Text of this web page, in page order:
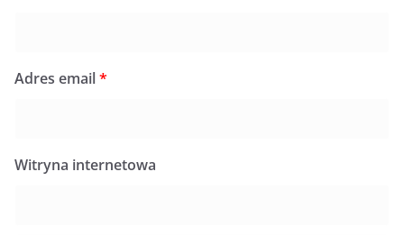
Adres email*
Witryna internetowa